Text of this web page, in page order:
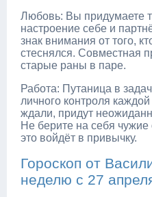
Любовь: Вы придумаете
настроение себе и
знак внимания от того,
стеснялся. Совместная
старые раны в паре.
Работа: Путаница в
личного контроля
ждали, придут
Не берите на себя чужие
это войдёт в привычку.
Гороскоп от
неделю с 27